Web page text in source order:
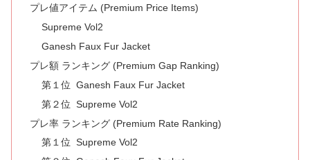
プレ値アイテム (Premium Price Items)
Supreme Vol2
Ganesh Faux Fur Jacket
プレ額 ランキング (Premium Gap Ranking)
第１位 Ganesh Faux Fur Jacket
第２位 Supreme Vol2
プレ率 ランキング (Premium Rate Ranking)
第１位 Supreme Vol2